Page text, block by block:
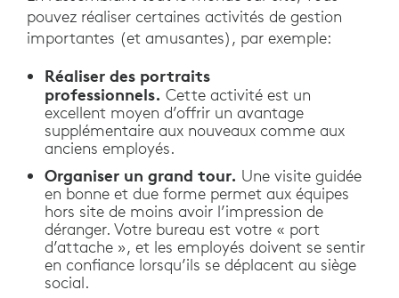
pouvez réaliser certaines activités de gestion
importantes (et amusantes), par exemple:
Réaliser des portraits
professionnels. Cette activité est un
excellent moyen d’offrir un avantage
supplémentaire aux nouveaux comme aux
anciens employés.
Organiser un grand tour. Une visite guidée
en bonne et due forme permet aux équipes
hors site de moins avoir l’impression de
déranger. Votre bureau est votre « port
d’attache », et les employés doivent se sentir
en confiance lorsqu’ils se déplacent au siège
social.